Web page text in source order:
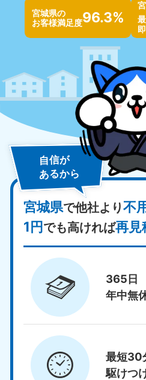
宮城県の
お客様満足度96.3%
自信が
あるから
宮城県で他社より不
1円でも高ければ再見
365日
年中無
最短30
駆けつ